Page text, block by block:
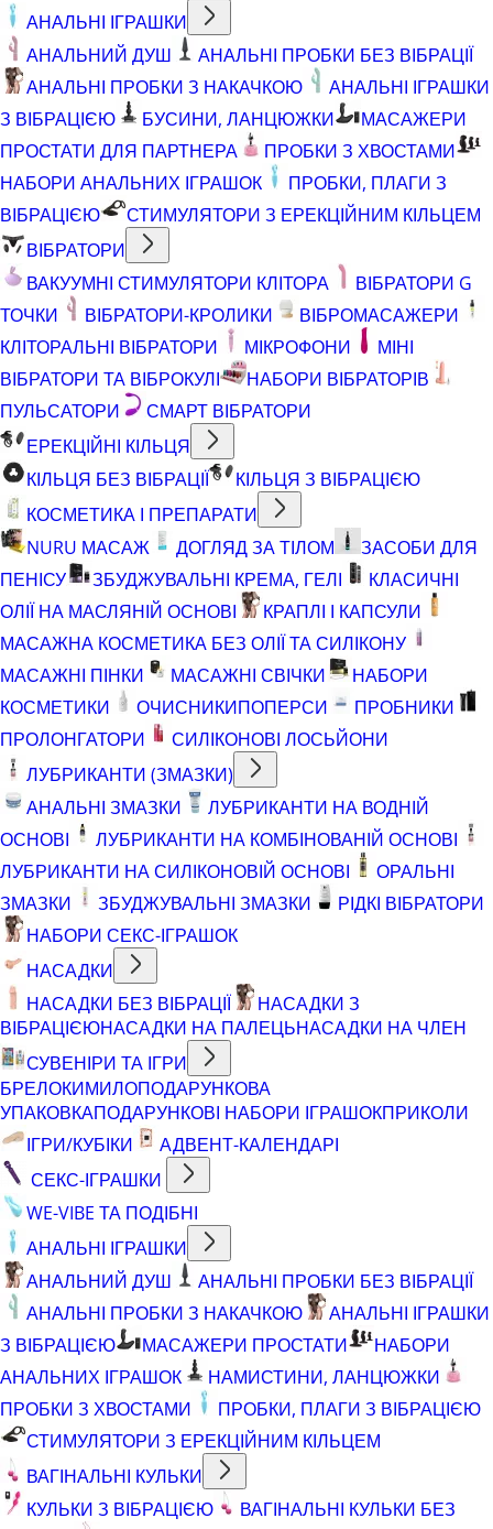
АНАЛЬНІ ІГРАШКИ
АНАЛЬНИЙ ДУШ
АНАЛЬНІ ПРОБКИ БЕЗ ВІБРАЦІЇ
АНАЛЬНІ ПРОБКИ З НАКАЧКОЮ
АНАЛЬНІ ІГРАШКИ
З ВІБРАЦІЄЮ
БУСИНИ, ЛАНЦЮЖКИ
МАСАЖЕРИ
ПРОСТАТИ ДЛЯ ПАРТНЕРА
ПРОБКИ З ХВОСТАМИ
НАБОРИ АНАЛЬНИХ ІГРАШОК
ПРОБКИ, ПЛАГИ З
ВІБРАЦІЄЮ
СТИМУЛЯТОРИ З ЕРЕКЦІЙНИМ КІЛЬЦЕМ
ВІБРАТОРИ
ВАКУУМНІ СТИМУЛЯТОРИ КЛІТОРА
ВІБРАТОРИ G
ТОЧКИ
ВІБРАТОРИ-КРОЛИКИ
ВІБРОМАСАЖЕРИ
КЛІТОРАЛЬНІ ВІБРАТОРИ
МІКРОФОНИ
МІНІ
ВІБРАТОРИ ТА ВІБРОКУЛІ
НАБОРИ ВІБРАТОРІВ
ПУЛЬСАТОРИ
СМАРТ ВІБРАТОРИ
ЕРЕКЦІЙНІ КІЛЬЦЯ
КІЛЬЦЯ БЕЗ ВІБРАЦІЇ
КІЛЬЦЯ З ВІБРАЦІЄЮ
КОСМЕТИКА І ПРЕПАРАТИ
NURU МАСАЖ
ДОГЛЯД ЗА ТІЛОМ
ЗАСОБИ ДЛЯ
ПЕНІСУ
ЗБУДЖУВАЛЬНІ КРЕМА, ГЕЛІ
КЛАСИЧНІ
ОЛІЇ НА МАСЛЯНІЙ ОСНОВІ
КРАПЛІ І КАПСУЛИ
МАСАЖНА КОСМЕТИКА БЕЗ ОЛІЇ ТА СИЛІКОНУ
МАСАЖНІ ПІНКИ
МАСАЖНІ СВІЧКИ
НАБОРИ
КОСМЕТИКИ
ОЧИСНИКИПОПЕРСИ
ПРОБНИКИ
ПРОЛОНГАТОРИ
СИЛІКОНОВІ ЛОСЬЙОНИ
ЛУБРИКАНТИ (ЗМАЗКИ)
АНАЛЬНІ ЗМАЗКИ
ЛУБРИКАНТИ НА ВОДНІЙ
ОСНОВІ
ЛУБРИКАНТИ НА КОМБІНОВАНІЙ ОСНОВІ
ЛУБРИКАНТИ НА СИЛІКОНОВІЙ ОСНОВІ
ОРАЛЬНІ
ЗМАЗКИ
ЗБУДЖУВАЛЬНІ ЗМАЗКИ
РІДКІ ВІБРАТОРИ
НАБОРИ СЕКС-ІГРАШОК
НАСАДКИ
НАСАДКИ БЕЗ ВІБРАЦІЇ
НАСАДКИ З
ВІБРАЦІЄЮНАСАДКИ НА ПАЛЕЦЬНАСАДКИ НА ЧЛЕН
СУВЕНІРИ ТА ІГРИ
БРЕЛОКИМИЛОПОДАРУНКОВА
УПАКОВКАПОДАРУНКОВІ НАБОРИ ІГРАШОКПРИКОЛИ
ІГРИ/КУБІКИ
АДВЕНТ-КАЛЕНДАРІ
СЕКС-ІГРАШКИ
WE-VIBE ТА ПОДІБНІ
АНАЛЬНІ ІГРАШКИ
АНАЛЬНИЙ ДУШ
АНАЛЬНІ ПРОБКИ БЕЗ ВІБРАЦІЇ
АНАЛЬНІ ПРОБКИ З НАКАЧКОЮ
АНАЛЬНІ ІГРАШКИ
З ВІБРАЦІЄЮ
МАСАЖЕРИ ПРОСТАТИ
НАБОРИ
АНАЛЬНИХ ІГРАШОК
НАМИСТИНИ, ЛАНЦЮЖКИ
ПРОБКИ З ХВОСТАМИ
ПРОБКИ, ПЛАГИ З ВІБРАЦІЄЮ
СТИМУЛЯТОРИ З ЕРЕКЦІЙНИМ КІЛЬЦЕМ
ВАГІНАЛЬНІ КУЛЬКИ
КУЛЬКИ З ВІБРАЦІЄЮ
ВАГІНАЛЬНІ КУЛЬКИ БЕЗ